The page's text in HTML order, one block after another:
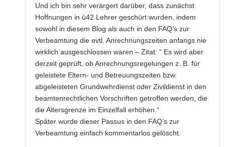
Und ich bin sehr verärgert darüber, dass zunächst
Hoffnungen in ü42 Lehrer geschürt wurden, indem
sowohl in diesem Blog als auch in den FAQ’s zur
Verbeamtung die evtl. Anrechnungszeiten anfangs nie
wirklich ausgeschlossen waren – Zitat: “ Es wird aber
derzeit geprüft, ob Anrechnungsregelungen z. B. für
geleistete Eltern- und Betreuungszeiten bzw.
abgeleisteten Grundwehrdienst oder Zivildienst in den
beamtenrechtlichen Vorschriften getroffen werden, die
die Altersgrenze im Einzelfall erhöhen.“
Später wurde dieser Passus in den FAQ’s zur
Verbeamtung einfach kommentarlos gelöscht.